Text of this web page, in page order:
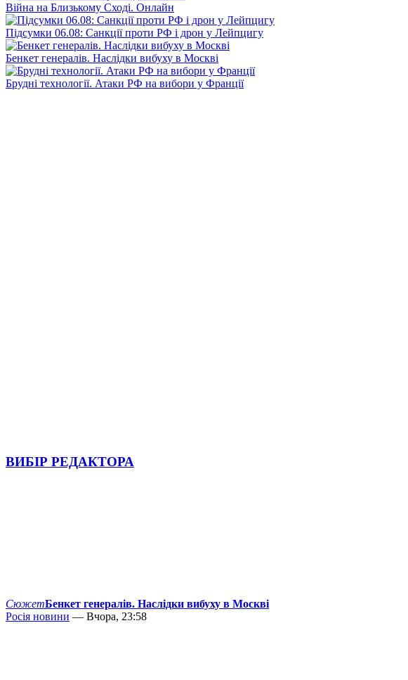
Війна на Близькому Сході. Онлайн
Підсумки 06.08: Санкції проти РФ і дрон у Лейпцигу
Бенкет генералів. Наслідки вибуху в Москві
Брудні технології. Атаки РФ на вибори у Франції
ВИБІР РЕДАКТОРА
СюжетБенкет генералів. Наслідки вибуху в Москві
Росія новини — Вчора, 23:58